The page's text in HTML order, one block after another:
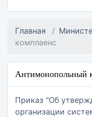
Главная
комплаенс
Антимонопольный
Приказ "Об
организации